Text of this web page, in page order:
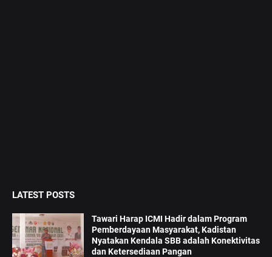
LATEST POSTS
Tawari Harap ICMI Hadir dalam Program
Pemberdayaan Masyarakat, Kadistan
Nyatakan Kendala SBB adalah Konektivitas
dan Ketersediaan Pangan